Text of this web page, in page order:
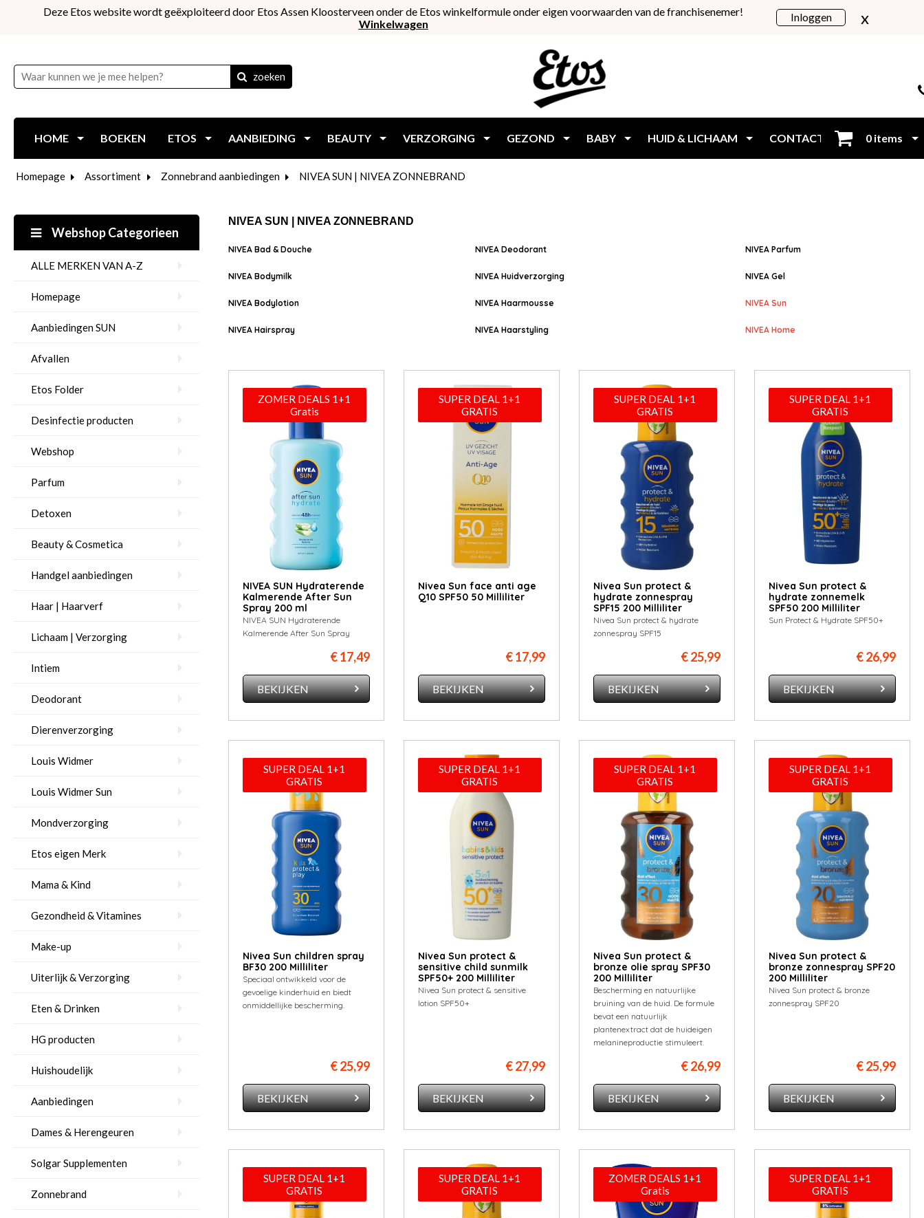
Deze Etos website wordt geëxploiteerd door Etos Assen Kloosterveen onder de Etos winkelformule onder eigen voorwaarden van de franchisenemer!
Winkelwagen
Inloggen x
zoeken
HOME BOEKEN ETOS AANBIEDING BEAUTY VERZORGING GEZOND BABY HUID & LICHAAM CONTACT Inloggen
0 items
Homepage Assortiment Zonnebrand aanbiedingen NIVEA SUN | NIVEA ZONNEBRAND
Webshop Categorieen
ALLE MERKEN VAN A-Z
Homepage
Aanbiedingen SUN
Afvallen
Etos Folder
Desinfectie producten
Webshop
Parfum
Detoxen
Beauty & Cosmetica
Handgel aanbiedingen
Haar | Haarverf
Lichaam | Verzorging
Intiem
Deodorant
Dierenverzorging
Louis Widmer
Louis Widmer Sun
Mondverzorging
Etos eigen Merk
Mama & Kind
Gezondheid & Vitamines
Make-up
Uiterlijk & Verzorging
Eten & Drinken
HG producten
Huishoudelijk
Aanbiedingen
Dames & Herengeuren
Solgar Supplementen
Zonnebrand
NIVEA SUN | NIVEA ZONNEBRAND
NIVEA Bad & Douche NIVEA Deodorant NIVEA Parfum
NIVEA Bodymilk NIVEA Huidverzorging NIVEA Gel
NIVEA Bodylotion NIVEA Haarmousse NIVEA Sun
NIVEA Hairspray NIVEA Haarstyling NIVEA Home
ZOMER DEALS 1+1
Gratis
NIVEA SUN Hydraterende
Kalmerende After Sun
Spray 200 ml
NIVEA SUN Hydraterende
Kalmerende After Sun Spray
€ 17,49
BEKIJKEN
SUPER DEAL 1+1
GRATIS
Nivea Sun face anti age
Q10 SPF50 50 Milliliter
€ 17,99
BEKIJKEN
SUPER DEAL 1+1
GRATIS
Nivea Sun protect &
hydrate zonnespray
SPF15 200 Milliliter
Nivea Sun protect & hydrate
zonnespray SPF15
€ 25,99
BEKIJKEN
SUPER DEAL 1+1
GRATIS
Nivea Sun protect &
hydrate zonnemelk
SPF50 200 Milliliter
Sun Protect & Hydrate SPF50+
€ 26,99
BEKIJKEN
SUPER DEAL 1+1
GRATIS
Nivea Sun children spray
BF30 200 Milliliter
Speciaal ontwikkeld voor de
gevoelige kinderhuid en biedt
onmiddellijke bescherming.
€ 25,99
BEKIJKEN
SUPER DEAL 1+1
GRATIS
Nivea Sun protect &
sensitive child sunmilk
SPF50+ 200 Milliliter
Nivea Sun protect & sensitive
lotion SPF50+
€ 27,99
BEKIJKEN
SUPER DEAL 1+1
GRATIS
Nivea Sun protect &
bronze olie spray SPF30
200 Milliliter
Bescherming en natuurlijke
bruining van de huid. De formule
bevat een natuurlijk
plantenextract dat de huideigen
melanineproductie stimuleert.
€ 26,99
BEKIJKEN
SUPER DEAL 1+1
GRATIS
Nivea Sun protect &
bronze zonnespray SPF20
200 Milliliter
Nivea Sun protect & bronze
zonnespray SPF20
€ 25,99
BEKIJKEN
SUPER DEAL 1+1
GRATIS
SUPER DEAL 1+1
GRATIS
ZOMER DEALS 1+1
Gratis
SUPER DEAL 1+1
GRATIS